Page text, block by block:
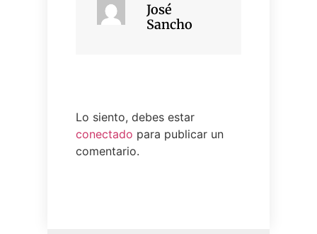
José
Sancho
Lo siento, debes estar
conectado para publicar un
comentario.